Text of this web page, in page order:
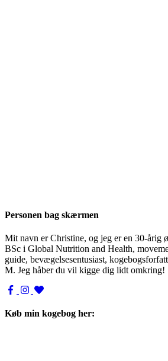
Personen bag skærmen
Mit navn er Christine, og jeg er en 30-årig
BSc i Global Nutrition and Health,
guide, bevægelsesentusiast,
M. Jeg håber du vil kigge dig lidt omkring!
Køb min kogebog her: